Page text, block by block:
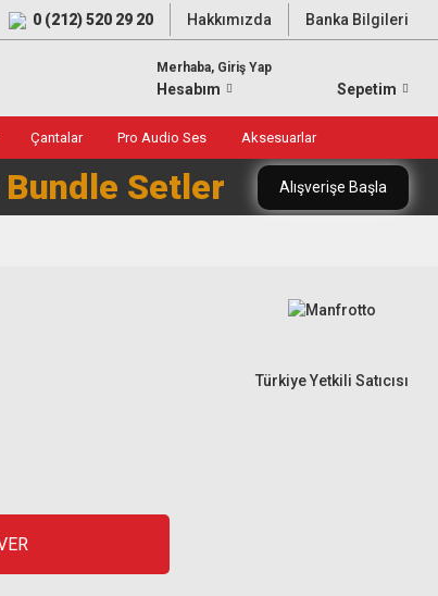
0 (212) 520 29 20 Hakkımızda Banka Bilgileri
Merhaba, Giriş Yap
Hesabım Sepetim
Çantalar Pro Audio Ses Aksesuarlar
Bundle Setler Alışverişe Başla
Türkiye Yetkili Satıcısı